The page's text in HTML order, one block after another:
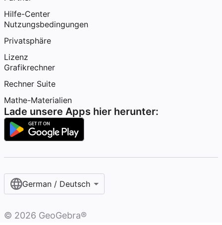
Hilfe-Center
Nutzungsbedingungen
Privatsphäre
Lizenz
Grafikrechner
Rechner Suite
Mathe-Materialien
Lade unsere Apps hier herunter:
German / Deutsch
© 2026 GeoGebra®